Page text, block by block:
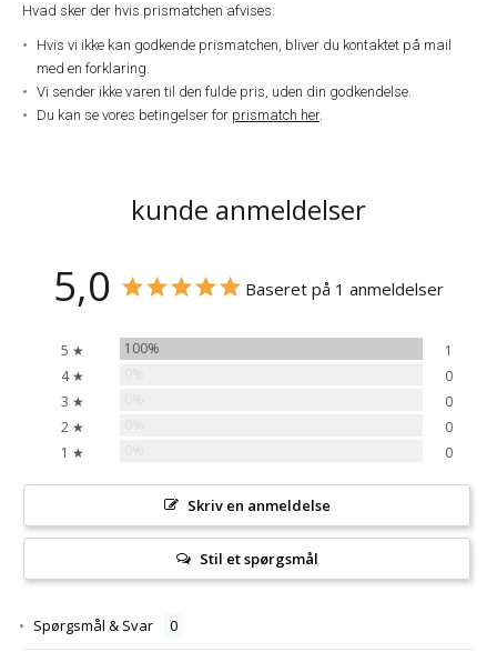
Hvad sker der hvis prismatchen afvises:
Hvis vi ikke kan godkende prismatchen, bliver du kontaktet på mail
med en forklaring.
Vi sender ikke varen til den fulde pris, uden din godkendelse.
Du kan se vores betingelser for prismatch her.
kunde anmeldelser
5,0 Baseret på 1 anmeldelser
5 ★ 100%
1
4 ★
0
3 ★
0
2 ★
0
1 ★
0
Skriv en anmeldelse
Stil et spørgsmål
Spørgsmål & Svar